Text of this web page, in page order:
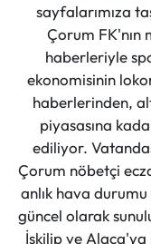
sayfalarımıza
Çorum FK'nın
haberleriyle
ekonomisinin
haberlerinden,
piyasasına
ediliyor.
Çorum nöbetçi
anlık hava
güncel olarak
İskilip ve